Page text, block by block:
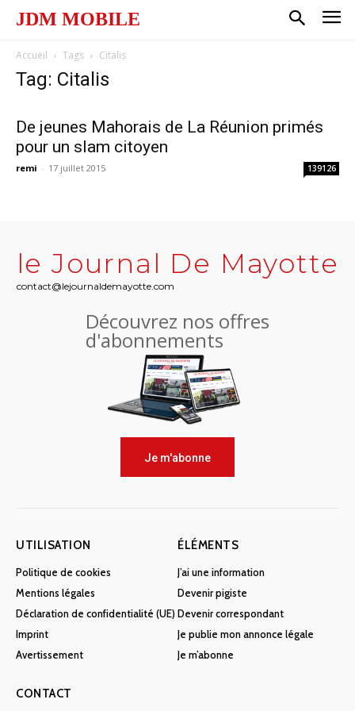
JDM MOBILE
Accueil Tags Citalis
Tag: Citalis
De jeunes Mahorais de La Réunion primés
pour un slam citoyen
remi - 17 juillet 2015 139126
le Journal De Mayotte
contact@lejournaldemayotte.com
Découvrez nos offres
d'abonnements
Je m'abonne
UTILISATION
Politique de cookies
Mentions légales
Déclaration de confidentialité (UE)
Imprint
Avertissement
ÉLÉMENTS
J’ai une information
Devenir pigiste
Devenir correspondant
Je publie mon annonce légale
Je m’abonne
CONTACT